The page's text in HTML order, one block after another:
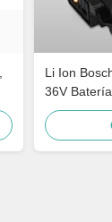
Li Ion
36V